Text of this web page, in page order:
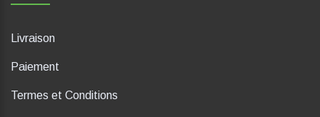
Livraison
Paiement
Termes et Conditions